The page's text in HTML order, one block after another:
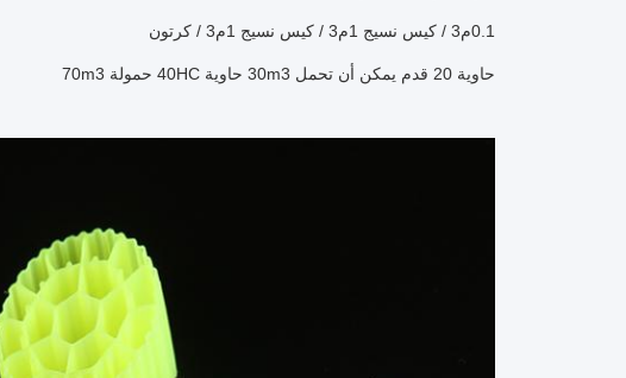
0.1م3 / كيس نسيج 1م3 / كيس نسيج 1م3 / كرتون
حاوية 20 قدم يمكن أن تحمل 30m3 حاوية 40HC حمولة 70m3